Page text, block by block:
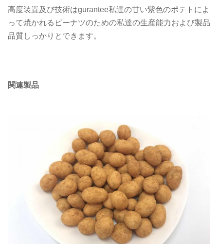
文書:
の商業送り状7.のパッキング リス
ト8.船荷証券のPhytosanitary証明
書3.Healthの証明書4.の
量の従業員
高度装置及び技術はgurantee私達の甘い紫色のポテトによ
って焼かれるピーナツのための私達の生産能力および製品
品質しっかりとできます。
関連製品